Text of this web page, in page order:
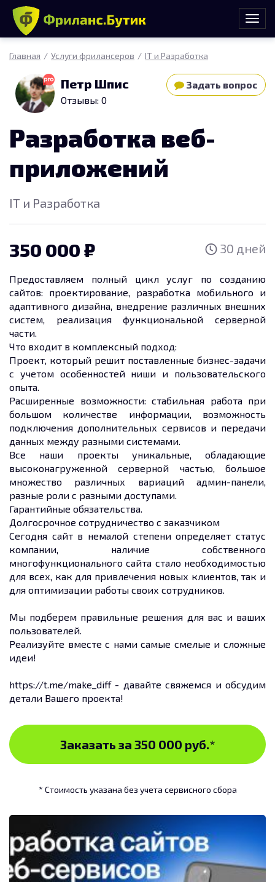
Главная Услуги фрилансеров IT и Разработка
Задать вопрос
Петр Шпис
Отзывы: 0
Разработка веб-
приложений
IT и Разработка
350 000 30 дней
Предоставляем полный цикл услуг по созданию
сайтов: проектирование, разработка мобильного и
адаптивного дизайна, внедрение различных внешних
систем, реализация функциональной серверной
части.
Что входит в комплексный подход:
Проект, который решит поставленные бизнес-задачи
с учетом особенностей ниши и пользовательского
опыта.
Расширенные возможности: стабильная работа при
большом количестве информации, возможность
подключения дополнительных сервисов и передачи
данных между разными системами.
Все наши проекты уникальные, обладающие
высоконагруженной серверной частью, большое
множество различных вариаций админ-панели,
разные роли с разными доступами.
Гарантийные обязательства.
Долгосрочное сотрудничество с заказчиком
Сегодня сайт в немалой степени определяет статус
компании, наличие собственного
многофункционального сайта стало необходимостью
для всех, как для привлечения новых клиентов, так и
для оптимизации работы своих сотрудников.
Мы подберем правильные решения для вас и ваших
пользователей.
Реализуйте вместе с нами самые смелые и сложные
идеи!
https://t.me/make_diff - давайте свяжемся и обсудим
детали Вашего проекта!
Заказать за 350 000 руб.*
* Стоимость указана без учета сервисного сбора